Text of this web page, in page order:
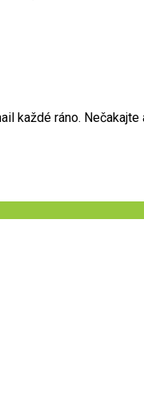
každé ráno. Nečakajte